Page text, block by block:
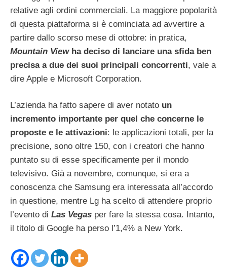
relative agli ordini commerciali. La maggiore popolarità
di questa piattaforma si è cominciata ad avvertire a
partire dallo scorso mese di ottobre: in pratica,
Mountain Viewha deciso di lanciare una sfida ben
precisa a due dei suoi principali concorrenti, vale a
dire Apple e Microsoft Corporation.
L’azienda ha fatto sapere di aver notato un
incremento importante per quel che concerne le
proposte e le attivazioni: le applicazioni totali, per la
precisione, sono oltre 150, con i creatori che hanno
puntato su di esse specificamente per il mondo
televisivo. Già a novembre, comunque, si era a
conoscenza che Samsung era interessata all’accordo
in questione, mentre Lg ha scelto di attendere proprio
l’evento di Las Vegas per fare la stessa cosa. Intanto,
il titolo di Google ha perso l’1,4% a New York.